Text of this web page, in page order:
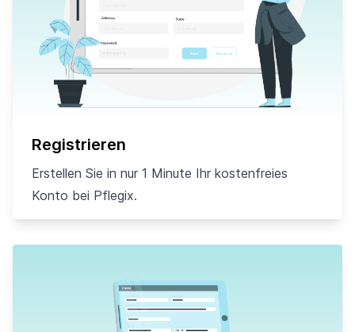
Registrieren
Erstellen Sie in nur 1 Minute Ihr kostenfreies
Konto bei Pflegix.